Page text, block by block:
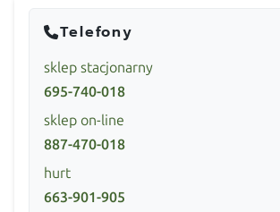
Telefony
sklep stacjonarny
695-740-018
sklep on-line
887-470-018
hurt
663-901-905